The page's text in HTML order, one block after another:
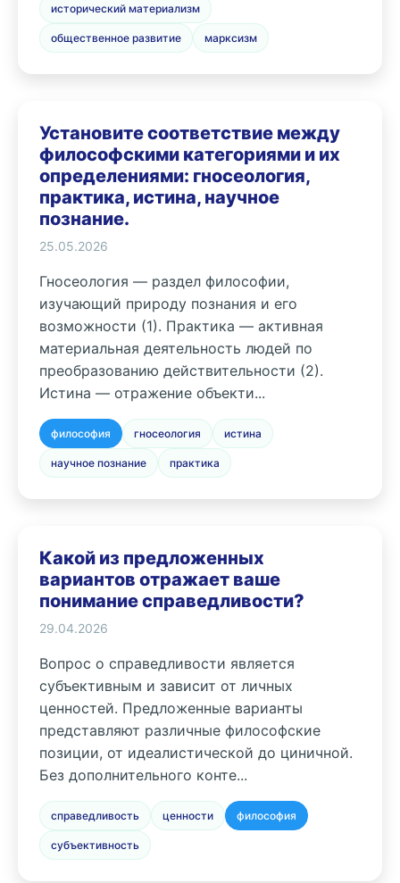
исторический материализм
общественное развитие марксизм
Установите соответствие между
философскими категориями и их
определениями: гносеология,
практика, истина, научное
познание.
25.05.2026
Гносеология — раздел философии,
изучающий природу познания и его
возможности (1). Практика — активная
материальная деятельность людей по
преобразованию действительности (2).
Истина — отражение объекти...
философия гносеология истина
научное познание практика
Какой из предложенных
вариантов отражает ваше
понимание справедливости?
29.04.2026
Вопрос о справедливости является
субъективным и зависит от личных
ценностей. Предложенные варианты
представляют различные философские
позиции, от идеалистической до циничной.
Без дополнительного конте...
справедливость ценности философия
субъективность